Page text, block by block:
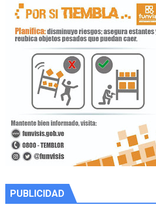
PUBLICIDAD